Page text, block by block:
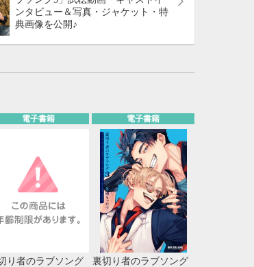
ンタビュー＆写真・ジャケット・特
典画像を公開♪
電子書籍
り者のラブソング
電子書籍
裏切り者のラブソング